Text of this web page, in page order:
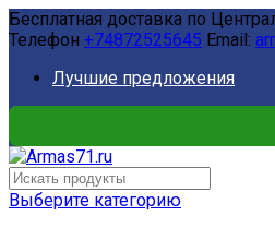
Бесплатная доставка по
Телефон +74872525645 Email:
Лучшие предложения
Выберите категорию